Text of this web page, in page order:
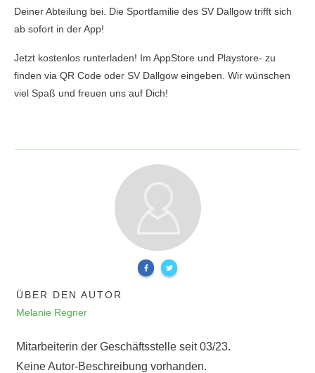
Deiner Abteilung bei. Die Sportfamilie des SV Dallgow trifft sich
ab sofort in der App!
Jetzt kostenlos runterladen! Im AppStore und Playstore- zu
finden via QR Code oder SV Dallgow eingeben. Wir wünschen
viel Spaß und freuen uns auf Dich!
ÜBER DEN AUTOR
Melanie Regner
Mitarbeiterin der Geschäftsstelle seit 03/23.
Keine Autor-Beschreibung vorhanden.